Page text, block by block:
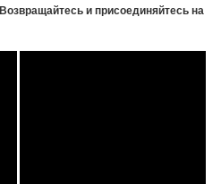
Возвращайтесь и присоединяйтесь на